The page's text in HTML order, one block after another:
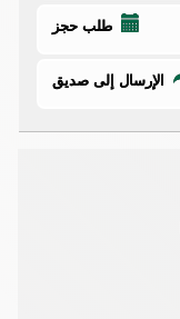
طلب حجز
الإرسال إلى صديق